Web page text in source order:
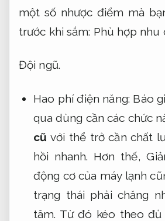
một số nhược điểm mà
trước khi sắm: Phù hợp nhu
Đội ngũ.
Hao phí điện năng: Báo
qua dùng cần các chức
cũvới thể trở cần chất
hồi nhanh. Hơn thế,
động cơ của máy lạnh
trạng thái phải chăng
tâm. Từ đó kéo theo đủ